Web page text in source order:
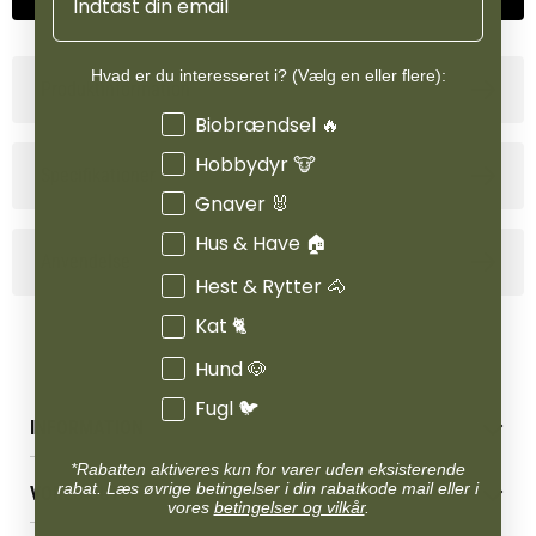
Produktinformation
INFORMATION
Betingelser & vilkår
Reklamations- & fortrydelsesret
Levering & afhentning
VORES BUTIK
Hvad er du interesseret i? (Vælg en eller flere):
Interesser
Biobrændsel 🔥
Hobbydyr 🐮
Gnaver 🐰
Hus & Have 🏠
Hest & Rytter 🐴
Kat 🐈
Hund 🐶
Fugl 🐦
*Rabatten aktiveres kun for varer uden eksisterende
rabat. Læs øvrige betingelser i din rabatkode mail eller i
vores betingelser og vilkår.